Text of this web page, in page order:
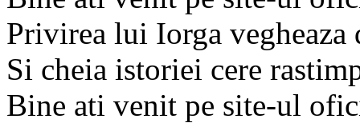
Privirea lui Iorga
Si cheia istoriei cere
Bine ati venit pe site-ul